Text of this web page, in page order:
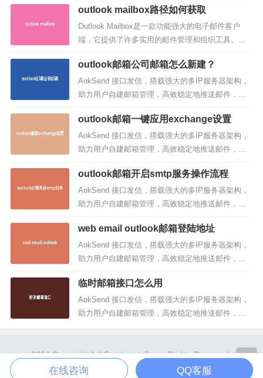
outlook mailbox路径如何获取
Outlook Mailbox是一款功能强大的电子邮件客户
端，它提供了许多实用的邮件管理和组织工具。本
文将详细介绍Outlook Mailbox的各项功能，帮助用
户更好地利用这个工具来管理和处理邮件。Outlook
Mailbox的特点Outlook Mailbox具备许多令人印象深
刻的特点，其中包...
outlook邮箱公司邮箱怎么新建？
AokSend 接口发信，搭载强大的多IP服务器架构，
助力用户自建邮箱管理，高效稳定地推送邮件，附
带详尽的发送回执，同时支持SMTP/API发信，是企
业邮件发送的理想之选！Outlook邮箱是一款功能强
大的公司邮箱，为企业提供了高效的邮件管理和沟
通工具。本文将详细介绍Outlook邮箱的特点、优势
以...
outlook邮箱一键应用exchange设置
AokSend 接口发信，搭载强大的多IP服务器架构，
助力用户自建邮箱管理，高效稳定地推送邮件，附
带详尽的发送回执，同时支持SMTP/API发信，是企
业邮件发送的理想之选！在现代社会中，电子邮件
已经成为人们日常生活中不可或缺的一部分。其
中，Outlook邮箱是最受欢迎的电子邮件服务之一。
而Excha...
outlook邮箱开启smtp服务操作流程
AokSend 接口发信，搭载强大的多IP服务器架构，
助力用户自建邮箱管理，高效稳定地推送邮件，附
带详尽的发送回执，同时支持SMTP/API发信，是企
业邮件发送的理想之选！Outlook邮箱是一款非常流
行的邮件客户端，它内置了SMTP（简单邮件传输协
议）服务，可以让用户通过SMTP服务器发送邮件。
这...
web email outlook邮箱登陆地址
AokSend 接口发信，搭载强大的多IP服务器架构，
助力用户自建邮箱管理，高效稳定地推送邮件，附
带详尽的发送回执，同时支持SMTP/API发信，是企
业邮件发送的理想之选！Web email outlook是一种
方便快捷的电子邮件服务，能够让用户在任何地
方、任何时间使用电子邮件。本文将为大家详细介
临时邮箱接口怎么用
AokSend 接口发信，搭载强大的多IP服务器架构，
助力用户自建邮箱管理，高效稳定地推送邮件，附
生成临时邮箱的工具，它能够为用户提供一次性的
电子邮箱地址，并且在一定时间后自动销毁。这种
2024 Copyright AokSend.com Some Rights Reserved.
Powered By
Z-BlogPHP . Theme byTOYEAN
在线咨询 QQ客服